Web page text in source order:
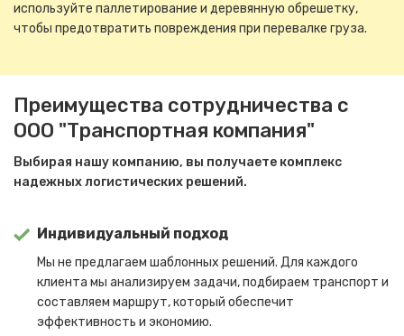
используйте паллетирование и деревянную обрешетку,
чтобы предотвратить повреждения при перевалке груза.
Преимущества сотрудничества с
ООО "Транспортная компания"
Выбирая нашу компанию, вы получаете комплекс
надежных логистических решений.
Индивидуальный подход
Мы не предлагаем шаблонных решений. Для каждого
клиента мы анализируем задачи, подбираем транспорт и
составляем маршрут, который обеспечит
эффективность и экономию.